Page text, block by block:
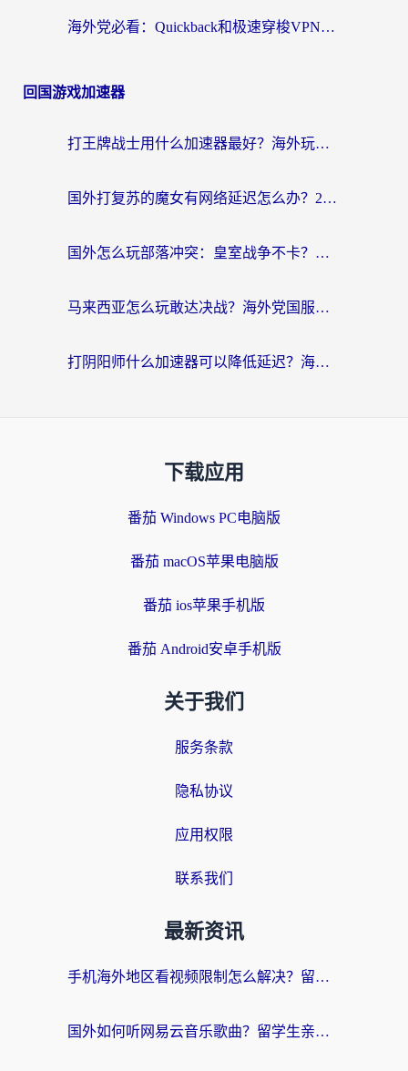
海外党必看：Quickback和极速穿梭VPN好用吗？3步选对回国加速器实现无缝刷国内资源
回国游戏加速器
打王牌战士用什么加速器最好？海外玩家的终极选择指南
国外打复苏的魔女有网络延迟怎么办？2026海外玩家国服游戏加速全攻略
国外怎么玩部落冲突：皇室战争不卡？海外玩家畅玩国服游戏终极指南
马来西亚怎么玩敢达决战？海外党国服游戏加速避坑指南（附实测推荐）
打阴阳师什么加速器可以降低延迟？海外玩家的真实困境与破局
下载应用
番茄 Windows PC电脑版
番茄 macOS苹果电脑版
番茄 ios苹果手机版
番茄 Android安卓手机版
关于我们
服务条款
隐私协议
应用权限
联系我们
最新资讯
手机海外地区看视频限制怎么解决？留学生亲测有效的回国加速器指南
国外如何听网易云音乐歌曲？留学生亲测有效的回国加速方案